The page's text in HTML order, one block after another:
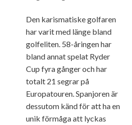
Den karismatiske golfaren
har varit med länge bland
golfeliten. 58-åringen har
bland annat spelat Ryder
Cup fyra gånger och har
totalt 21 segrar på
Europatouren. Spanjoren är
dessutom känd för att ha en
unik förmåga att lyckas